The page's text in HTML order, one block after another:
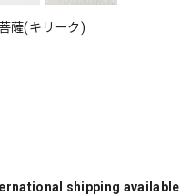
薩(キリーク)
shipping available